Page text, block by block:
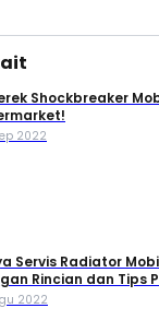
Shockbreaker
2022
Servis Radiator
Rincian dan Tips
2022